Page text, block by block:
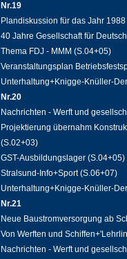
Nr.19
Plandiskussion für das Jahr
40 Jahre Gesellschaft für
Thema FDJ - MMM (S.04+05)
Veranstaltungsplan
Unterhaltung+Knigge-Knüller-
Nr.20
Nachrichten - Werft und
Projektierung übernahm
(S.02+03)
GST-Ausbildungslager (S.04+05)
Stralsund-Info+Sport (S.06+07)
Unterhaltung+Knigge-Knüller-
Nr.21
Neue Baustromversorgung ab
Von Werften und
Nachrichten - Werft und